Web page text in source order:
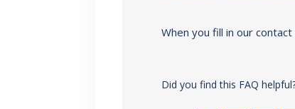
When you fill in our
Did you find this FAQ